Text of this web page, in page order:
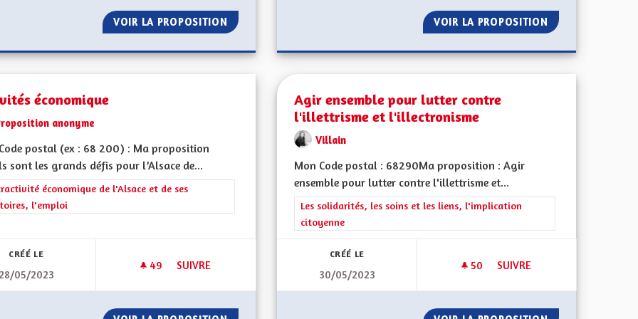
VOIR LA PROPOSITION ACCÉDER À LA PROPRIÉTÉ VOIR LA PROPOSITION
économique
anonyme
postal (ex : 68 200) : Ma proposition
sont les grands défis pour l’Alsace de...
les résultats de la catégorie : L'attractivité économique de l'Alsace et de ses territoires, l'emploi
économique de l'Alsace et de ses
l'emploi
CRÉÉ LE
28/05/2023
49 49 ABONNÉS
SUIVRE
Agir ensemble pour lutter contre
l'illettrisme et l'illectronisme
Villain
Mon Code postal : 68290Ma proposition : Agir
ensemble pour lutter contre l'illettrisme et...
Filtrer les résultats de la catégorie : Les solidarités, les soins et les liens,
Les solidarités, les soins et les liens, l'implication
citoyenne
CRÉÉ LE
30/05/2023
50 50 ABONNÉS
SUIVRE